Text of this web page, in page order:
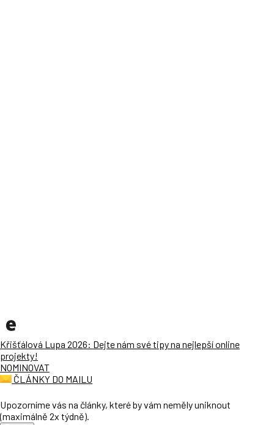
Křišťálová Lupa 2026: Dejte nám své tipy na nejlepší online
projekty!
NOMINOVAT
ČLÁNKY DO MAILU
Upozorníme vás na články, které by vám neměly uniknout
(maximálně 2x týdně).